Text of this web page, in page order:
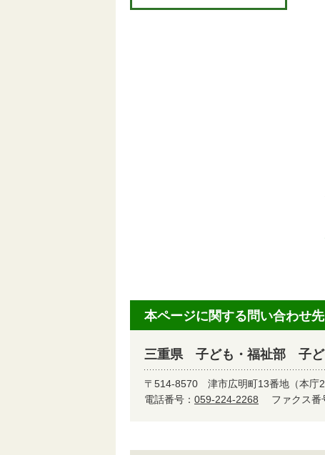
本ページに関する問い合わせ先
三重県 子ども・福祉部 子ど
〒514-8570 津市広明町13番地（本庁2
電話番号： 059-224-2268 ファクス